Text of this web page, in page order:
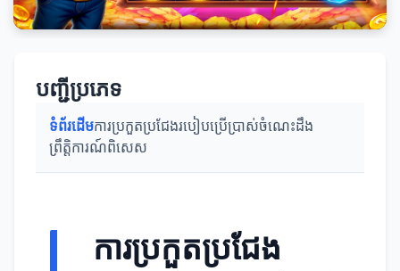
បញ្ជីប្រភេទ
ទំព័រដើមការប្រកួតប្រជែងរបៀបប្រើប្រាស់ចំណេះដឹង
ព្រឹត្តិការណ៍ពិសេស
ការប្រកួតប្រជែង